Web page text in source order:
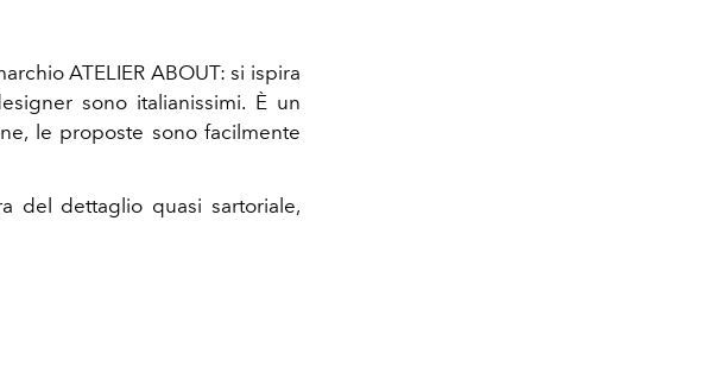
ATELIER ABOUT: si ispira
sono italianissimi. È un
le proposte sono facilmente
del dettaglio quasi sartoriale,